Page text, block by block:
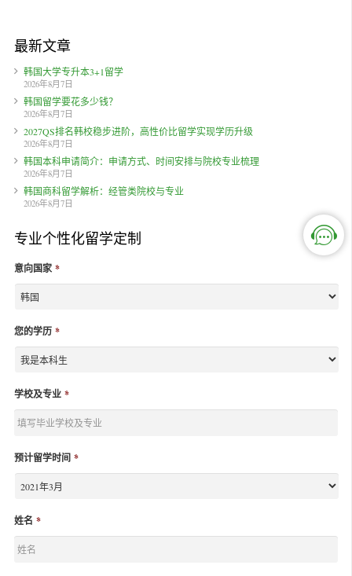
最新文章
韩国大学专升本3+1留学
2026年8月7日
韩国留学要花多少钱？
2026年8月7日
2027QS排名韩校稳步进阶，高性价比留学实现学历升级
2026年8月7日
韩国本科申请简介：申请方式、时间安排与院校专业梳理
2026年8月7日
韩国商科留学解析：经管类院校与专业
2026年8月7日
专业个性化留学定制
意向国家 *
您的学历 *
学校及专业 *
预计留学时间 *
姓名 *